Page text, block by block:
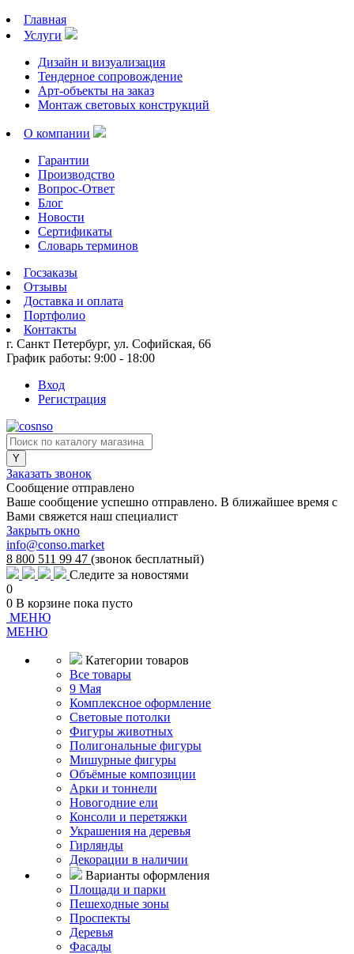
Главная
Услуги
Дизайн и визуализация
Тендерное сопровождение
Арт-объекты на заказ
Монтаж световых конструкций
О компании
Гарантии
Производство
Вопрос-Ответ
Блог
Новости
Сертификаты
Словарь терминов
Госзаказы
Отзывы
Доставка и оплата
Портфолио
Контакты
г. Санкт Петербург, ул. Софийская, 66
График работы: 9:00 - 18:00
Вход
Регистрация
Заказать звонок
Сообщение отправлено
Ваше сообщение успешно отправлено. В ближайшее время с
Вами свяжется наш специалист
Закрыть окно
info@conso.market
8 800 511 99 47 (звонок бесплатный)
Следите за новостями
0
0 В корзине пока пусто
МЕНЮ
МЕНЮ
Категории товаров
Все товары
9 Мая
Комплексное оформление
Световые потолки
Фигуры животных
Полигональные фигуры
Мишурные фигуры
Объёмные композиции
Арки и тоннели
Новогодние ели
Консоли и перетяжки
Украшения на деревья
Гирлянды
Декорации в наличии
Варианты оформления
Площади и парки
Пешеходные зоны
Проспекты
Деревья
Фасады